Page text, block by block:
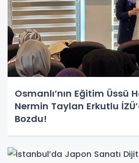
Osmanlı’nın Eğitim Üssü
Nermin Taylan Erkutlu
Bozdu!